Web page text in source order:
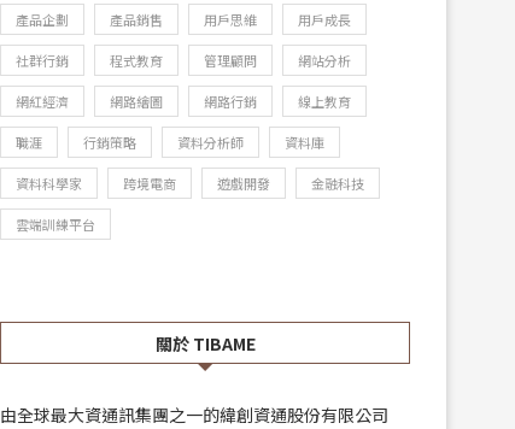
產品企劃 產品銷售 用戶思維 用戶成長
社群行銷 程式教育 管理顧問 網站分析
網紅經濟 網路繪圖 網路行銷 線上教育
職涯 行銷策略 資料分析師 資料庫
資料科學家 跨境電商 遊戲開發 金融科技
雲端訓練平台
關於 TIBAME
由全球最大資通訊集團之一的緯創資通股份有限公司